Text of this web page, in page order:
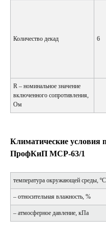
Количество декад 6
R – номинальное значение
включенного сопротивления,
Ом
Климатические условия
ПрофКиП МСР-63/1
температура окружающей среды, ºС
– относительная влажность, %
– атмосферное давление, кПа